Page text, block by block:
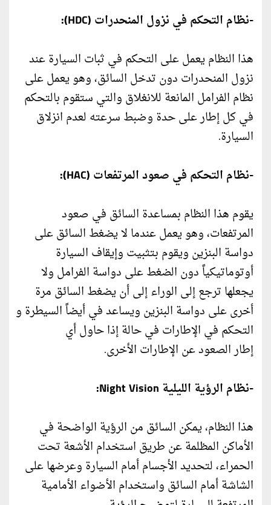
-نظام التحكم في نزول المنحدرات (HDC):
هذا النظام يعمل على التحكم في ثبات السيارة عند
نزول المنحدرات دون تدخل السائق، وهو يعمل على
نظام الفرامل المانعة للانغلاق والتي ستقوم بالتحكم
في كل إطار على حدة وضبط سرعته لعدم انزلاق
السيارة.
-نظام التحكم في صعود المرتفعات (HAC):
يقوم هذا النظام بمساعدة السائق في صعود
المرتفعات، وهو يعمل عندما لا يضغط السائق على
دواسة البنزين ويقوم بتثبيت وإيقاف السيارة
أوتوماتيكياً دون الضغط على دواسة الفرامل ولا
يجعلها ترجع إلى الوراء إلى أن يضغط السائق مرة
أخرى على دواسة البنزين ويساعد في أيضاً السيطرة و
التحكم في الإطارات في حالة إذا حاول أي
إطار الصعود عن الإطارات الأخرى.
-نظام الرؤية الليلية Night Vision:
هذا النظام، يمكن السائق من الرؤية الواضحة في
الأماكن المظلمة عن طريق استخدام الأشعة تحت
الحمراء، لتحديد الأجسام أمام السيارة وعرضها على
الشاشة أمام السائق واستخدام الأضواء الأمامية